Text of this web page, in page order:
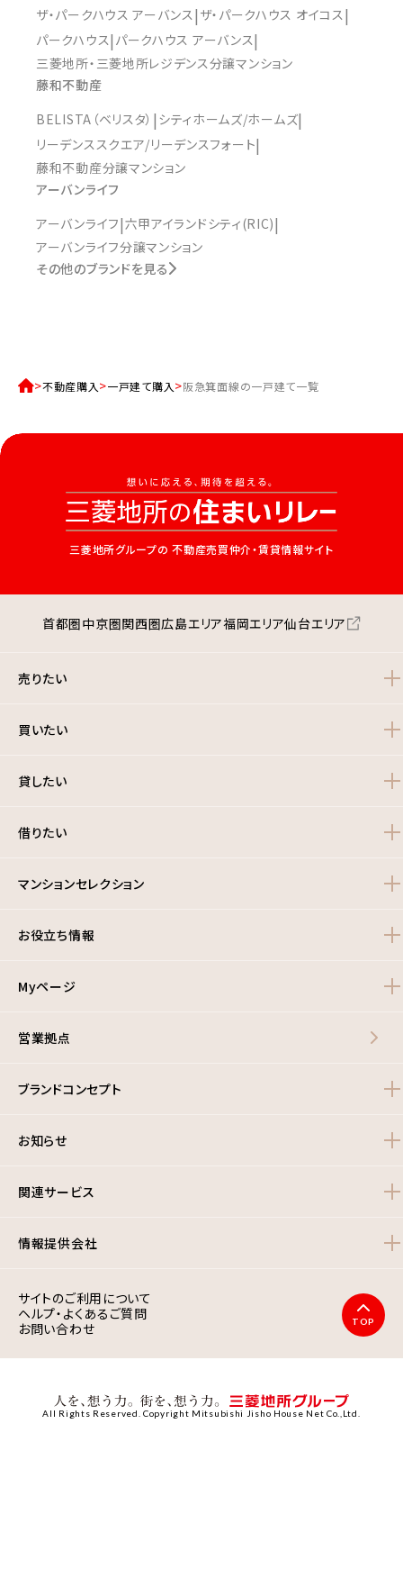
ザ・パークハウス アーバンス ザ・パークハウス オイコス
パークハウス パークハウス アーバンス
三菱地所・三菱地所レジデンス分譲マンション
藤和不動産
BELISTA（ベリスタ） シティホームズ/ホームズ
リーデンススクエア/リーデンスフォート
藤和不動産分譲マンション
アーバンライフ
アーバンライフ 六甲アイランドシティ(RIC)
アーバンライフ分譲マンション
その他のブランドを見る
不動産購入 一戸建て購入 阪急箕面線の一戸建て一覧
三菱地所グループの 不動産売買仲介・賃貸情報サイト
首都圏中京圏関西圏広島エリア福岡エリア仙台エリア
売りたい
買いたい
貸したい
借りたい
マンションセレクション
お役立ち情報
Myページ
営業拠点
ブランドコンセプト
お知らせ
関連サービス
情報提供会社
サイトのご利用について
ヘルプ・よくあるご質問
お問い合わせ
TOP
All Rights Reserved. Copyright Mitsubishi Jisho House Net Co.,Ltd.